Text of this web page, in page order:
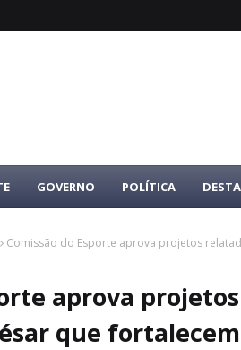
GOVERNO POLÍTICA
Comissão do Esporte aprova projetos
aprova
que